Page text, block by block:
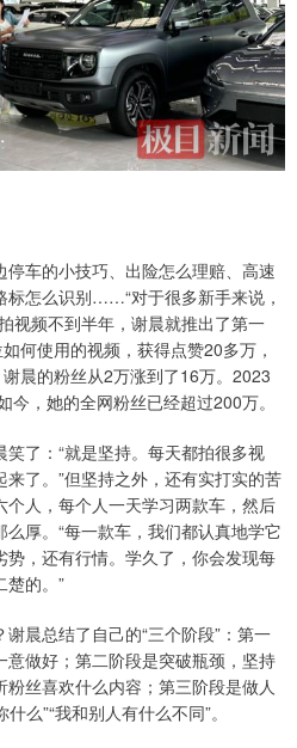
车的小技巧、出险怎么理赔、高速
标怎么识别……“对于很多新手来说，
视频不到半年，谢晨就推出了第一
何使用的视频，获得点赞20多万，
晨的粉丝从2万涨到了16万。2023
，她的全网粉丝已经超过200万。
了：“就是坚持。每天都拍很多视
了。”但坚持之外，还有实打实的苦
人，每个人一天学习两款车，然后
厚。“每一款车，我们都认真地学它
，还有行情。学久了，你会发现每
楚的。”
晨总结了自己的“三个阶段”：第一
做好；第二阶段是突破瓶颈，坚持
丝喜欢什么内容；第三阶段是做人
么”“我和别人有什么不同”。